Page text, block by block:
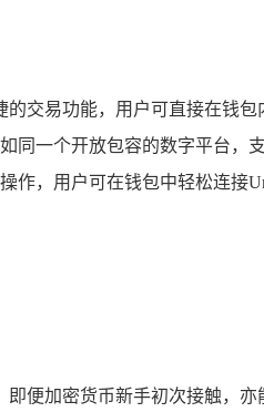
交易功能，用户可直接在钱
一个开放包容的数字平台
作，用户可在钱包中轻松连
便加密货币新手初次接触，